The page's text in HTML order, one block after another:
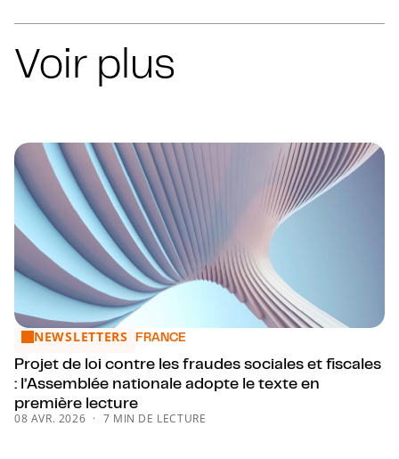
Voir plus
Projet de loi contre les fraudes sociales et fiscales :
NEWSLETTERS FRANCE
Projet de loi contre les fraudes sociales et fiscales
: l’Assemblée nationale adopte le texte en
première lecture
08 AVR. 2026 7 MIN DE LECTURE